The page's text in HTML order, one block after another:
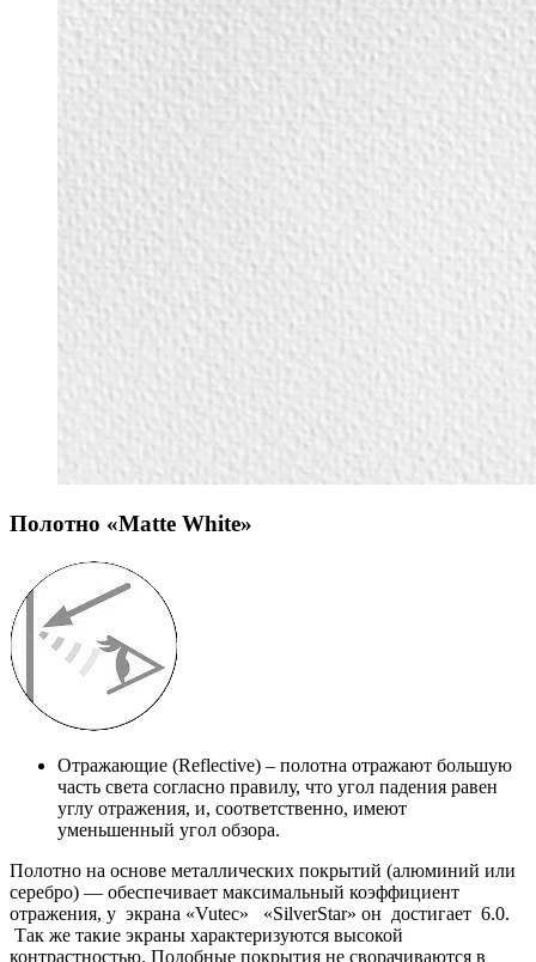
Полотно «Matte White»
Отражающие (Reflective) – полотна отражают большую
часть света согласно правилу, что угол падения равен
углу отражения, и, соответственно, имеют
уменьшенный угол обзора.
Полотно на основе металлических покрытий (алюминий или
серебро) — обеспечивает максимальный коэффициент
отражения, у экрана «Vutec» «SilverStar» он достигает 6.0.
Так же такие экраны характеризуются высокой
контрастностью. Подобные покрытия не сворачиваются в